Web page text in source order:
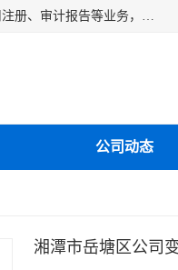
湘潭纳川会计服务有限公司主营从事：湘潭公司账务清理、湘潭公司注销、代理记账、公司变更、公司注册、审计报告等业务，公司设立有专门的代理注册部门，现有工商代办专员，部门经理从事工商代办多年，对各地区公司注册、公司变更、进出口业务等流程以及各行业公司注册、变更所需注意的细节都非常熟悉。
公司动态
湘潭市岳塘区公司